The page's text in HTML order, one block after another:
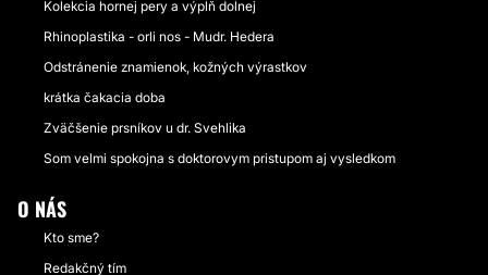
Kolekcia hornej pery a výplň dolnej
Rhinoplastika - orli nos - Mudr. Hedera
Odstránenie znamienok, kožných výrastkov
krátka čakacia doba
Zväčšenie prsníkov u dr. Svehlika
Som velmi spokojna s doktorovym pristupom aj vysledkom
O NÁS
Kto sme?
Redakčný tím